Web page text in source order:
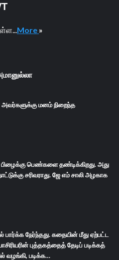
More »
மனம் நிறைந்த
பெண்களை தண்டிக்கிறது. அது
சரிவராது. ஜே எம் சாலி அழகாக
நேர்ந்தது. கதையின் மீது ஏற்பட்ட
புத்தகத்தைத் தேடிப் படிக்கத்
வழங்கி, படிக்க…